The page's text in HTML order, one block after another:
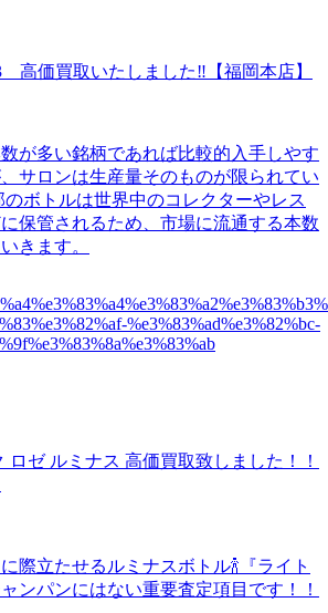
高価買取いたしました‼【福岡本店】
が多い銘柄であれば比較的入手しやす
サロンは生産量そのものが限られてい
のボトルは世界中のコレクターやレス
保管されるため、市場に流通する本数
きます。
ロゼ ルミナス 高価買取致しました！！
際立たせるルミナスボトル🍾『ライト
ンパンにはない重要査定項目です！！